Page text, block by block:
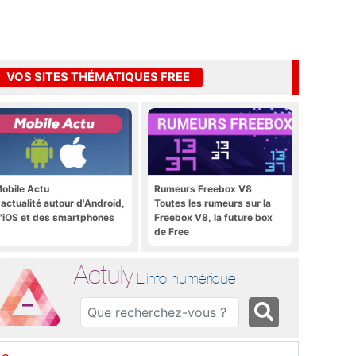
VOS SITES THÉMATIQUES FREE
Actu
autour d'Android,
et des smartphones
Rumeurs Freebox V8
Toutes les rumeurs sur la
Freebox V8, la future box
de Free
Actuly L'info numérique